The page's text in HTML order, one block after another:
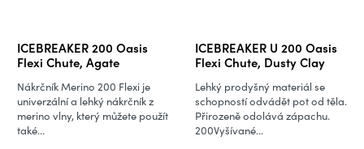
ICEBREAKER 200 Oasis
Flexi Chute, Agate
Nákrčník Merino 200 Flexi je
univerzální a lehký nákrčník z
merino vlny, který můžete použít
také...
ICEBREAKER U 200 Oasis
Flexi Chute, Dusty Clay
Lehký prodyšný materiál se
schopností odvádět pot od těla.
Přirozeně odolává zápachu.
200Vyšívané...